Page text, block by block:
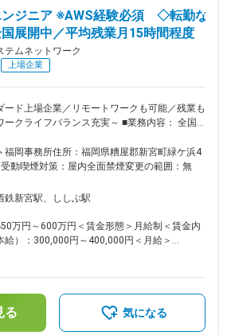
ネジメントへのステップアップも可能です。 ■
残業は月平均15時間程度なので、ワークライ
視することができます。リモートワークも業務
すので、効率のいい働き方も実現可能です。
後の復帰率も約98％など、高い定着率が特徴
域の「医・食・住」のインフラとして地域住民
トータルサービス事業を展開しています。地域
ビスの提供を行っております。 調剤薬局事業
を展開、医薬品ネットワーク加盟件数は47都
件（2025年11月末）を全国各地で事業を展
開しています。 変更の範囲：会社の定める業務
ジニア ※AWS経験必須 ◇転勤な
展開中／平均残業月15時間程度
テムネットワーク
上場企業
ード上場企業／リモートワークも可能／残業も
イフバランス充実～ ■業務内容： 全国
ドエンジニアとして業務を担当して頂きます。
発、構築強化しており、今後の事業展開、店舗
クラウドエンジニアを急募いたします。 具体
は、システム開発におけるクラウドインフラ部
幅広く在籍しております。 ■キャリアパ
業務に関係する技術書籍
加費などは会社が費用負担する等、エンジニア
トする体制が整っています。 ■当社の特
品ネットワーク事業・調剤薬局事業・賃貸設
福岡事務所住所：福岡県糟屋郡新宮町緑ケ浜4
動喫煙対策：屋内全面禁煙変更の範囲：無
鉄新宮駅、ししぶ駅
万円～600万円＜賃金形態＞月給制＜賃金内
給）：300,000円～400,000円＜月給＞
くまでも目安の金額であり、選考を通じて上下
ります。月給(月額)は固定手当を含めた表記で
る 気になる